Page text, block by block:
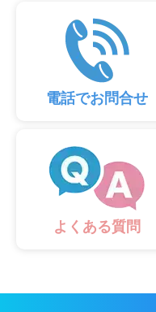
電話でお問合せ
よくある質問